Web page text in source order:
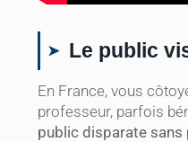
Le public
En France, vous
professeur, parfois
public disparate sans